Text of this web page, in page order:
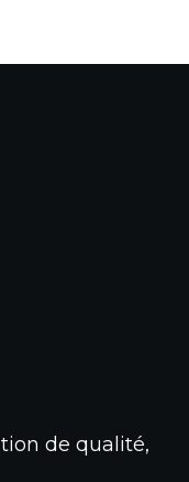
de qualité,